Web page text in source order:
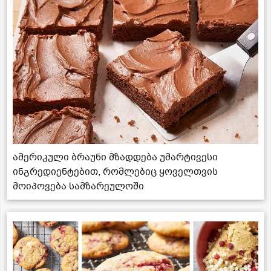
ამერიკული ბრაუნი მზადდება უმარტივესი
ინგრედიენტებით, რომლებიც ყოველთვის
მოიპოვება სამზარეულოში